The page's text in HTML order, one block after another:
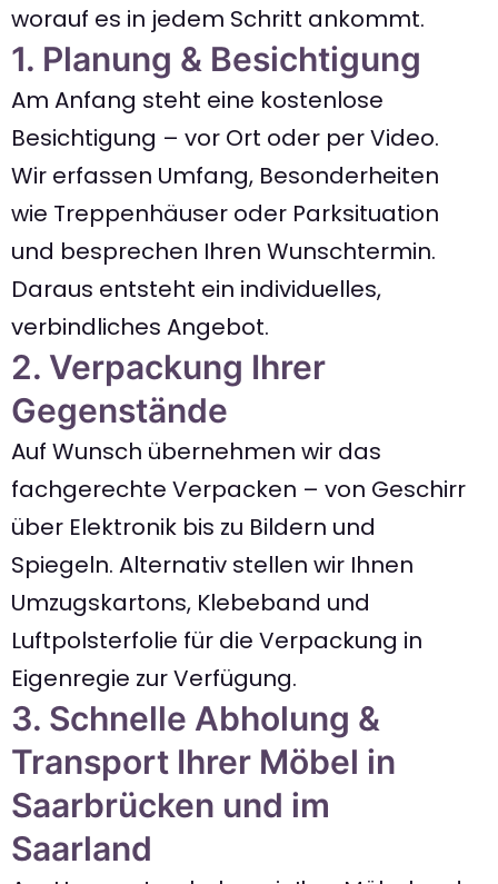
worauf es in jedem Schritt ankommt.
1. Planung & Besichtigung
Am Anfang steht eine kostenlose
Besichtigung – vor Ort oder per Video.
Wir erfassen Umfang, Besonderheiten
wie Treppenhäuser oder Parksituation
und besprechen Ihren Wunschtermin.
Daraus entsteht ein individuelles,
verbindliches Angebot.
2. Verpackung Ihrer
Gegenstände
Auf Wunsch übernehmen wir das
fachgerechte Verpacken – von Geschirr
über Elektronik bis zu Bildern und
Spiegeln. Alternativ stellen wir Ihnen
Umzugskartons, Klebeband und
Luftpolsterfolie für die Verpackung in
Eigenregie zur Verfügung.
3. Schnelle Abholung &
Transport Ihrer Möbel in
Saarbrücken und im
Saarland